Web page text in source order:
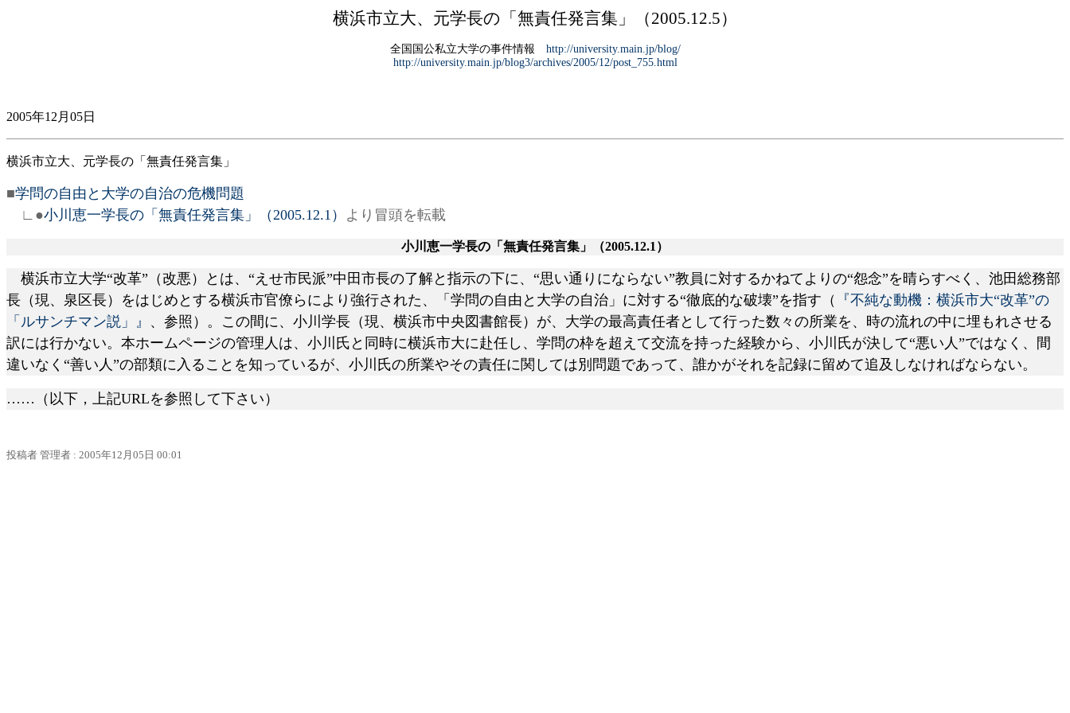
横浜市立大、元学長の「無責任発言集」（2005.12.5）
全国国公私立大学の事件情報 http://university.main.jp/blog/
http://university.main.jp/blog3/archives/2005/12/post_755.html
2005年12月05日
横浜市立大、元学長の「無責任発言集」
■学問の自由と大学の自治の危機問題
∟●小川恵一学長の「無責任発言集」（2005.12.1） より冒頭を転載
小川恵一学長の「無責任発言集」（2005.12.1）
横浜市立大学“改革”（改悪）とは、“えせ市民派”中田市長の了解と指示の下に、“思い通りにならない”教員に対するかねてよりの“怨念”を晴らすべく、池田総務部
長（現、泉区長）をはじめとする横浜市官僚らにより強行された、「学問の自由と大学の自治」に対する“徹底的な破壊”を指す（
『不純な動機：横浜市大“改革”の
「ルサンチマン説」』 、参照）。この間に、小川学長（現、横浜市中央図書館長）が、大学の最高責任者として行った数々の所業を、時の流れの中に埋もれさせる
訳には行かない。本ホームページの管理人は、小川氏と同時に横浜市大に赴任し、学問の枠を超えて交流を持った経験から、小川氏が決して“悪い人”ではなく、間
違いなく“善い人”の部類に入ることを知っているが、小川氏の所業やその責任に関しては別問題であって、誰かがそれを記録に留めて追及しなければならない。
……（以下，上記URLを参照して下さい）
投稿者 管理者 : 2005年12 月 05 日 00:01